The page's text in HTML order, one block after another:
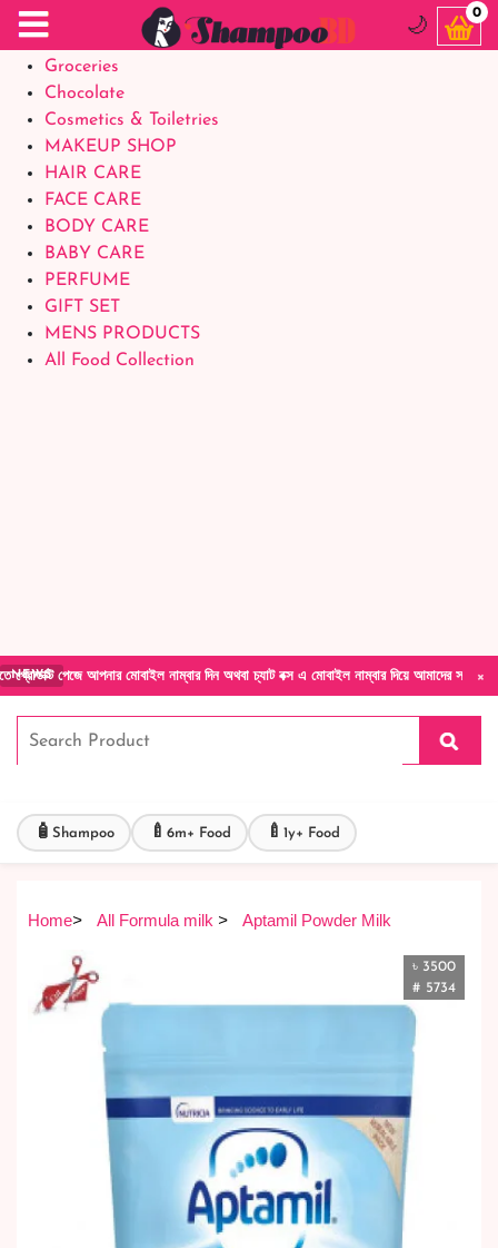
Food Supplements
Baby Foods
Groceries
Chocolate
Cosmetics & Toiletries
MAKEUP SHOP
HAIR CARE
FACE CARE
BODY CARE
BABY CARE
PERFUME
GIFT SET
MENS PRODUCTS
All Food Collection
×
NEWSমোবাইল নাম্বার দিন অথবা চ্যাট বক্স এ মোবাইল নাম্বার দিয়ে আমাদের সাথে সরাসরি
🌙
0
🧴 Shampoo 🍼 6m+ Food 🍼 1y+ Food
Home> All Formula milk > Aptamil Powder Milk
৳ 3500
# 5734